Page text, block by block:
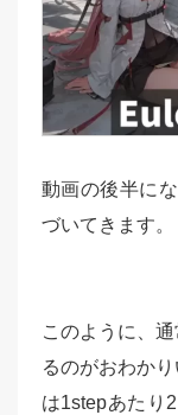
動画の後半に
づいてきます。
このように、
るのがおわか
は1stepあたり